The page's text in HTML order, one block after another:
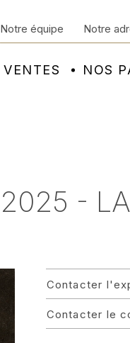
NOS
Notre équipe Notre
-
Contacter
Contacter le